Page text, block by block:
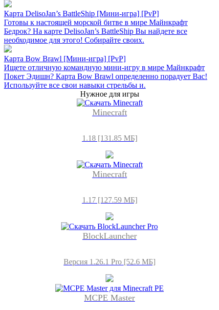
Карта DelisoJan’s BattleShip [Мини-игра] [PvP]
Готовы к настоящей морской битве в мире Майнкрафт
Бедрок? На карте DelisoJan’s BattleShip Вы найдете все
необходимое для этого! Собирайте своих.
Карта Bow Brawl [Mини-игра] [PvP]
Ищете отличную командную мини-игру в мире Майнкрафт
Покет Эдишн? Карта Bow Brawl определенно порадует Вас!
Используйте все свои навыки стрельбы и.
Нужное для игры
Minecraft
1.18 [131.85 МБ]
Minecraft
1.17 [127.59 МБ]
BlockLauncher
Версия 1.26.1 Pro [52.6 МБ]
MCPE Master